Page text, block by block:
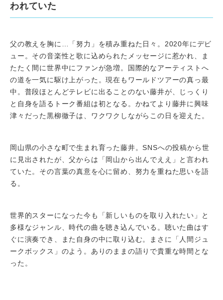
われていた
父の教えを胸に…「努力」を積み重ねた日々。2020年にデビ
ュー。その音楽性と歌に込められたメッセージに惹かれ、ま
たたく間に世界中にファンが急増。国際的なアーティストへ
の道を一気に駆け上がった。現在もワールドツアーの真っ最
中。普段ほとんどテレビに出ることのない藤井が、じっくり
と自身を語るトーク番組は初となる。かねてより藤井に興味
津々だった黒柳徹子は、ワクワクしながらこの日を迎えた。
岡山県の小さな町で生まれ育った藤井。SNSへの投稿から世
に見出されたが、父からは「岡山から出んでええ」と言われ
ていた。その言葉の真意を心に留め、努力を重ねた思いを語
る。
世界的スターになった今も「新しいものを取り入れたい」と
多様なジャンル、時代の曲を聴き込んでいる。聴いた曲はす
ぐに演奏でき、また自身の中に取り込む。まさに「人間ジュ
ークボックス」のよう。ありのままの語りで貴重な時間とな
った。